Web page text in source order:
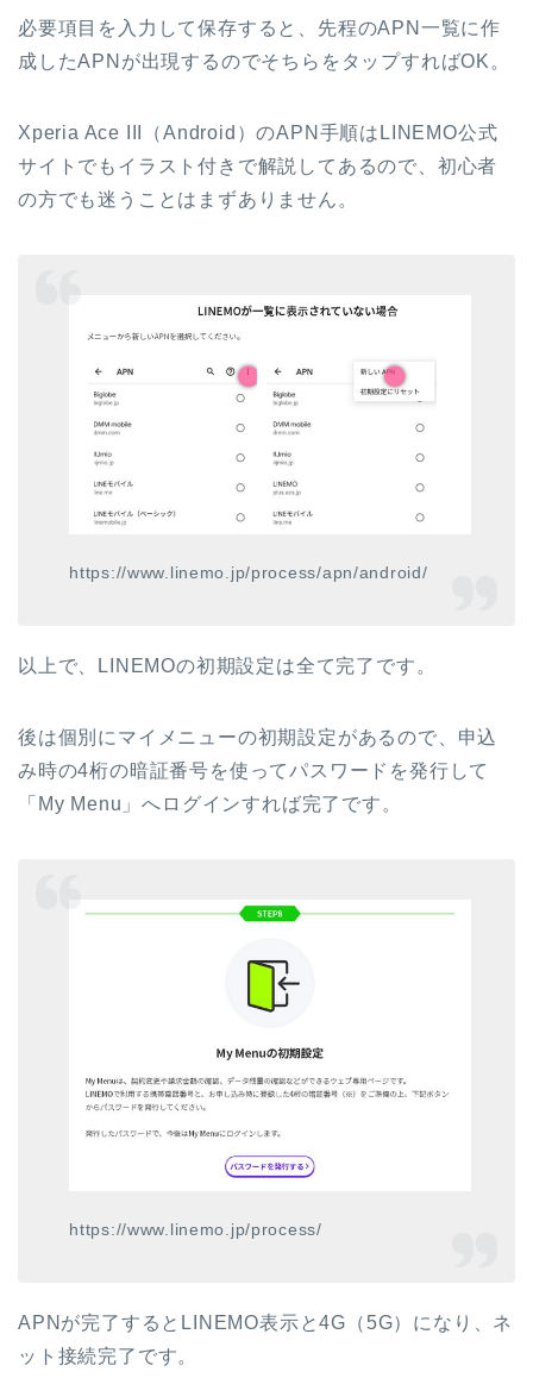
必要項目を入力して保存すると、先程のAPN一覧に作
成したAPNが出現するのでそちらをタップすればOK。
Xperia Ace III（Android）のAPN手順はLINEMO公式
サイトでもイラスト付きで解説してあるので、初心者
の方でも迷うことはまずありません。
https://www.linemo.jp/process/apn/android/
以上で、LINEMOの初期設定は全て完了です。
後は個別にマイメニューの初期設定があるので、申込
み時の4桁の暗証番号を使ってパスワードを発行して
「My Menu」へログインすれば完了です。
https://www.linemo.jp/process/
APNが完了するとLINEMO表示と4G（5G）になり、ネ
ット接続完了です。